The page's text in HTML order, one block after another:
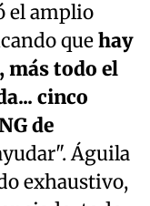
el amplio
quehay
más todo el
cinco
de
Águila
exhaustivo,